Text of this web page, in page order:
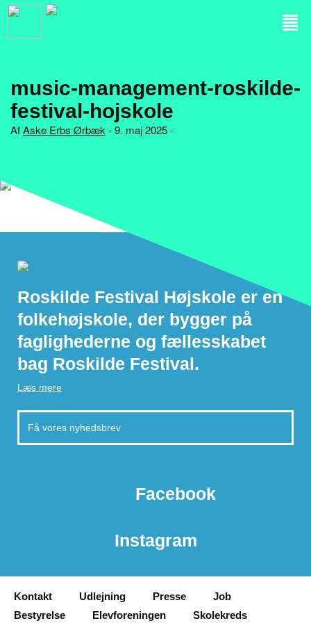
music-management-roskilde-
festival-hojskole
AfAske Erbs Ørbæk - 9. maj 2025 -
Roskilde Festival Højskole er en
folkehøjskole, der bygger på
faglighederne og fællesskabet
bag Roskilde Festival.
Læs mere
Facebook
Instagram
Kontakt Udlejning Presse
Job
Bestyrelse
Elevforeningen Skolekreds